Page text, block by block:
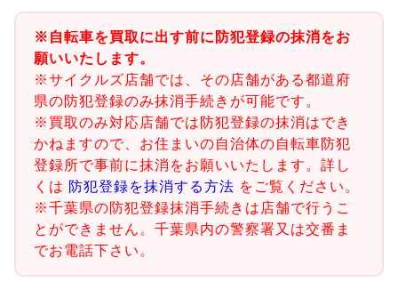
※自転車を買取に出す前に防犯登録の抹消をお
願いいたします。
※サイクルズ店舗では、その店舗がある都道府
県の防犯登録のみ抹消手続きが可能です。
※買取のみ対応店舗では防犯登録の抹消はでき
かねますので、お住まいの自治体の自転車防犯
登録所で事前に抹消をお願いいたします。詳し
くは 防犯登録を抹消する方法 をご覧ください。
※千葉県の防犯登録抹消手続きは店舗で行うこ
とができません。千葉県内の警察署又は交番ま
でお電話下さい。